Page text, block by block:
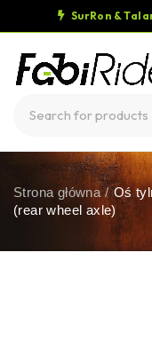
SurRon &
Strona główna / Oś
(rear wheel axle)